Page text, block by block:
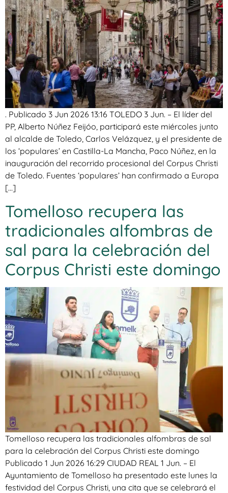
. Publicado 3 Jun 2026 13:16 TOLEDO 3 Jun. – El líder del
PP, Alberto Núñez Feijóo, participará este miércoles junto
al alcalde de Toledo, Carlos Velázquez, y el presidente de
los ‘populares’ en Castilla-La Mancha, Paco Núñez, en la
inauguración del recorrido procesional del Corpus Christi
de Toledo. Fuentes ‘populares’ han confirmado a Europa
[…]
Tomelloso recupera las
tradicionales alfombras de
sal para la celebración del
Corpus Christi este domingo
Tomelloso recupera las tradicionales alfombras de sal
para la celebración del Corpus Christi este domingo
Publicado 1 Jun 2026 16:29 CIUDAD REAL 1 Jun. – El
Ayuntamiento de Tomelloso ha presentado este lunes la
festividad del Corpus Christi, una cita que se celebrará el